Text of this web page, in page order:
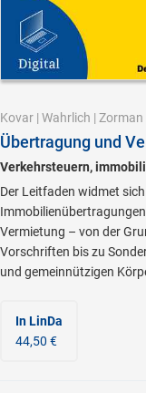
Kovar | Wahrlich | Zorman
Übertragung und
Verkehrsteuern,
Der Leitfaden widmet
Vermietung – von der
Vorschriften bis zu
und gemeinnützigen
In LinDa
44,50 €